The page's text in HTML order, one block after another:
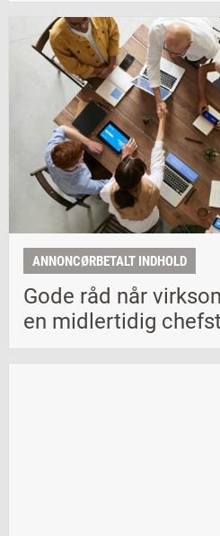
ANNONCØRBETALT INDHOLD
Gode råd når
en midlertidig